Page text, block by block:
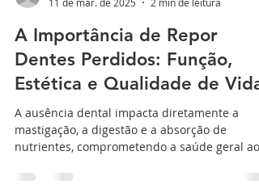
Intégra Odontologia
11 de mar. de 2025
2 min de leitura
A Importância de Repor
Dentes Perdidos: Função,
Estética e Qualidade de Vida